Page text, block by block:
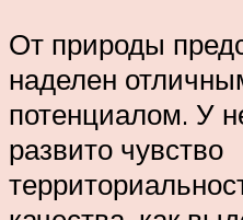
От природы
наделен
потенциалом. У
развито чувство